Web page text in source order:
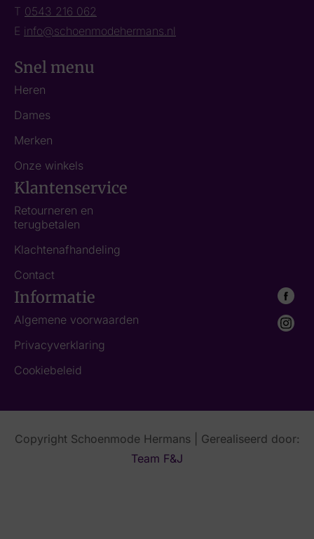
T 0543 216 062
E info@schoenmodehermans.nl
Snel menu
Heren
Dames
Merken
Onze winkels
Klantenservice
Retourneren en
terugbetalen
Klachtenafhandeling
Contact
Informatie
Algemene voorwaarden
Privacyverklaring
Cookiebeleid
Copyright Schoenmode Hermans | Gerealiseerd door:
Team F&J